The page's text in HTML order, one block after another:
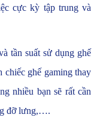
cực kỳ tập trung và
tần suất sử dụng ghế
chiếc ghế gaming thay
nhiều bạn sẽ rất cần
đỡ lưng,….